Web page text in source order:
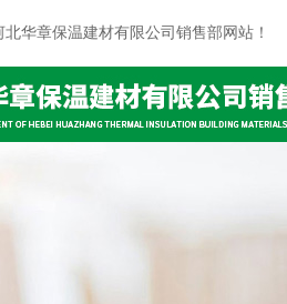
华章保温建材有限公司销售部网站！